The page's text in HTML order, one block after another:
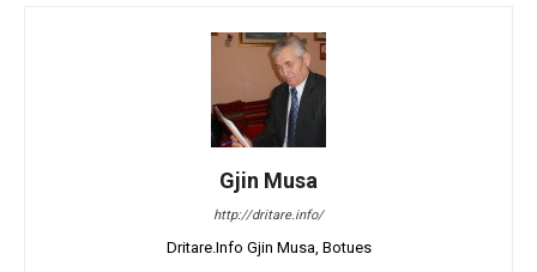
Gjin Musa
http://dritare.info/
Dritare.Info Gjin Musa, Botues